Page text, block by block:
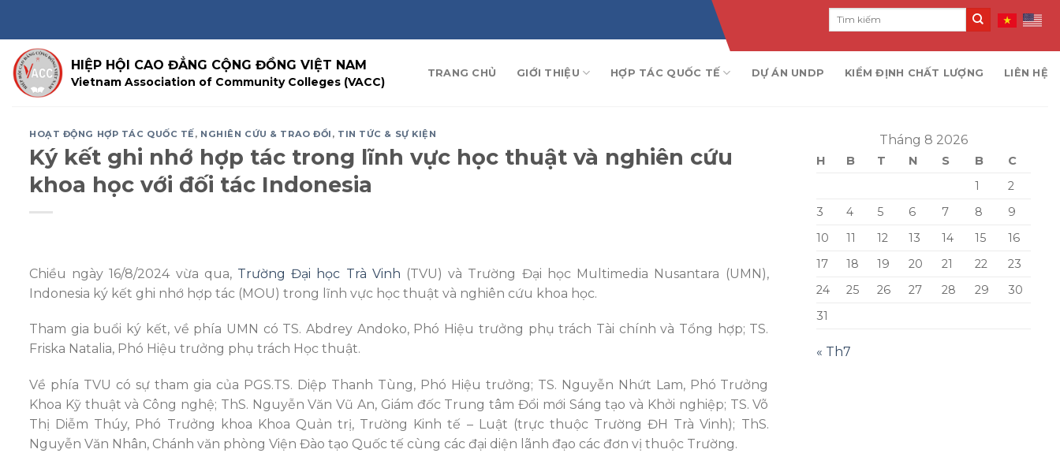
content
HIỆP HỘI CAO ĐẲNG CỘNG ĐỒNG VIỆT NAM
Vietnam Association of Community Colleges (VACC)
TRANG CHỦ GIỚI THIỆU HỢP TÁC QUỐC TẾ DỰ ÁN UNDP KIỂM ĐỊNH CHẤT LƯỢNG LIÊN HỆ
HOẠT ĐỘNG HỢP TÁC QUỐC TẾ , NGHIÊN CỨU & TRAO ĐỔI , TIN TỨC & SỰ KIỆN
Ký kết ghi nhớ hợp tác trong lĩnh vực học thuật và nghiên cứu
khoa học với đối tác Indonesia
Chiều ngày 16/8/2024 vừa qua, Trường Đại học Trà Vinh (TVU) và Trường Đại học Multimedia Nusantara (UMN),
Indonesia ký kết ghi nhớ hợp tác (MOU) trong lĩnh vực học thuật và nghiên cứu khoa học.
Tham gia buổi ký kết, về phía UMN có TS. Abdrey Andoko, Phó Hiệu trưởng phụ trách Tài chính và Tổng hợp; TS.
Friska Natalia, Phó Hiệu trưởng phụ trách Học thuật.
Về phía TVU có sự tham gia của PGS.TS. Diệp Thanh Tùng, Phó Hiệu trưởng; TS. Nguyễn Nhứt Lam, Phó Trưởng
Khoa Kỹ thuật và Công nghệ; ThS. Nguyễn Văn Vũ An, Giám đốc Trung tâm Đổi mới Sáng tạo và Khởi nghiệp; TS. Võ
Thị Diễm Thúy, Phó Trưởng khoa Khoa Quản trị, Trường Kinh tế – Luật (trực thuộc Trường ĐH Trà Vinh); ThS.
Nguyễn Văn Nhân, Chánh văn phòng Viện Đào tạo Quốc tế cùng các đại diện lãnh đạo các đơn vị thuộc Trường.
Tháng 8 2026
H B T N S B
C
1
2
3
4 5 6 7 8
9
10
11 12 13 14 15
16
17
18 19 20 21 22
23
24
25 26 27 28 29
30
31
« Th7